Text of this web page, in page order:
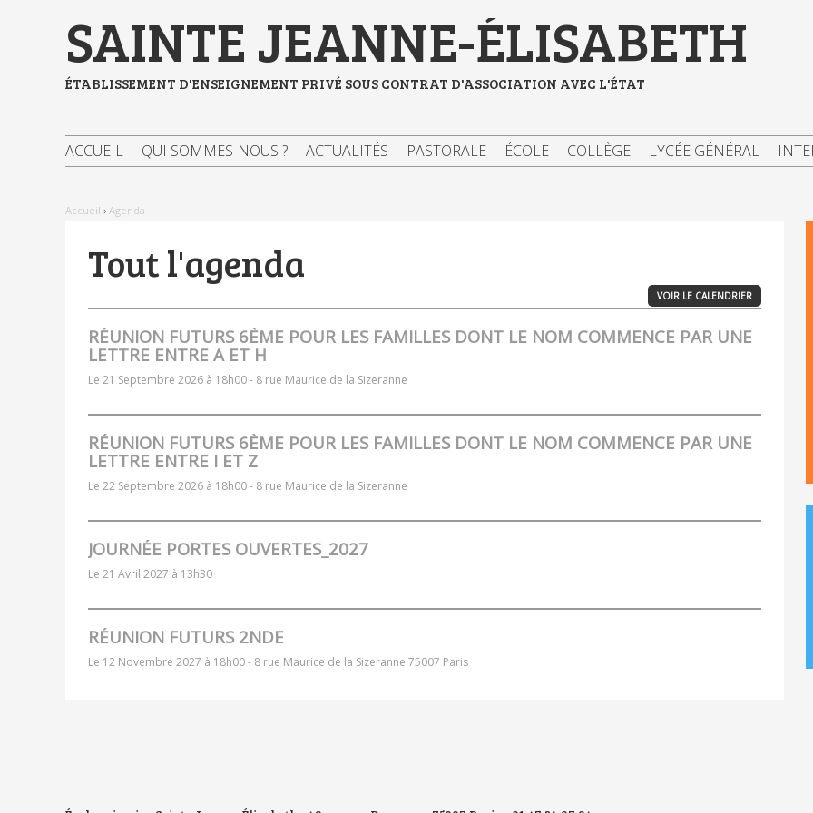
contenu.
|
Aller
la
SAINTE JEANNE-ÉLISABETH
ÉTABLISSEMENT D'ENSEIGNEMENT PRIVÉ SOUS CONTRAT D'ASSOCIATION AVEC L'ÉTAT
ACCUEIL QUI SOMMES-NOUS ? ACTUALITÉS PASTORALE ÉCOLE COLLÈGE LYCÉE GÉNÉRAL
Accueil › Agenda
Tout l'agenda
VOIR LE CALENDRIER
RÉUNION FUTURS 6ÈME POUR LES FAMILLES DONT LE NOM COMMENCE PAR UNE
LETTRE ENTRE A ET H
Le 21 Septembre 2026 à 18h00 - 8 rue Maurice de la Sizeranne
RÉUNION FUTURS 6ÈME POUR LES FAMILLES DONT LE NOM COMMENCE PAR UNE
LETTRE ENTRE I ET Z
Le 22 Septembre 2026 à 18h00 - 8 rue Maurice de la Sizeranne
JOURNÉE PORTES OUVERTES_2027
Le 21 Avril 2027 à 13h30
RÉUNION FUTURS 2NDE
Le 12 Novembre 2027 à 18h00 - 8 rue Maurice de la Sizeranne 75007 Paris